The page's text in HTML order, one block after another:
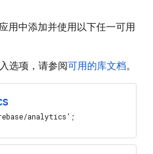
用中添加并使用以下任一可用
选项，请参阅可用的库文档。
analytics';